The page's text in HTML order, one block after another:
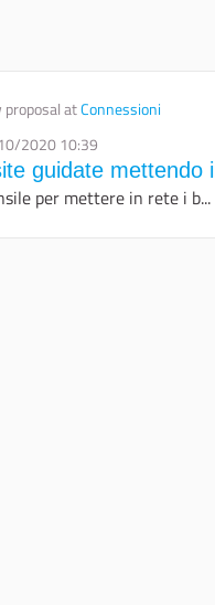
proposal atConnessioni
2020 10:39
guidate mettendo
per mettere in rete i b...